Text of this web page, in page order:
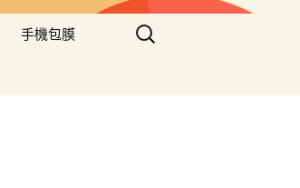
手機包膜
搜
尋